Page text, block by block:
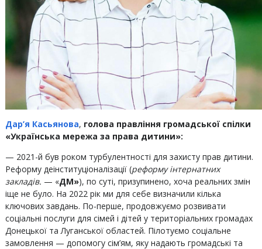
Дар’я Касьянова, голова правління громадської спілки
«Українська мережа за права дитини»:
— 2021-й був роком турбулентності для захисту прав дитини.
Реформу деінституціоналізації (реформу інтернатних
закладів. — «ДМ»), по суті, призупинено, хоча реальних змін
іще не було. На 2022 рік ми для себе визначили кілька
ключових завдань. По-перше, продовжуємо розвивати
соціальні послуги для сімей і дітей у територіальних громадах
Донецької та Луганської областей. Пілотуємо соціальне
замовлення — допомогу сім’ям, яку надають громадські та